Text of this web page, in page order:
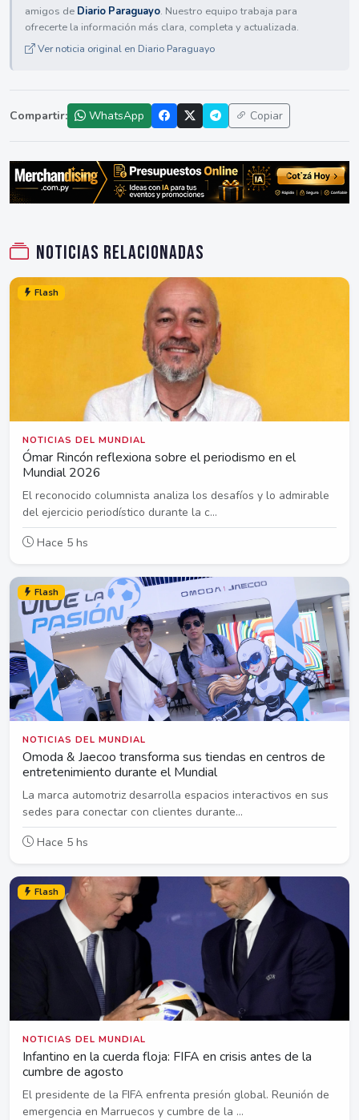
amigos de Diario Paraguayo. Nuestro equipo trabaja para
ofrecerte la información más clara, completa y actualizada.
Ver noticia original en Diario Paraguayo
Compartir: WhatsApp Copiar
Noticias relacionadas
Flash
NOTICIAS DEL MUNDIAL
Ómar Rincón reflexiona sobre el periodismo en el
Mundial 2026
El reconocido columnista analiza los desafíos y lo admirable
del ejercicio periodístico durante la c...
Hace 5 hs
Flash
NOTICIAS DEL MUNDIAL
Omoda & Jaecoo transforma sus tiendas en centros de
entretenimiento durante el Mundial
La marca automotriz desarrolla espacios interactivos en sus
sedes para conectar con clientes durante...
Hace 5 hs
Flash
NOTICIAS DEL MUNDIAL
Infantino en la cuerda floja: FIFA en crisis antes de la
cumbre de agosto
El presidente de la FIFA enfrenta presión global. Reunión de
emergencia en Marruecos y cumbre de la ...